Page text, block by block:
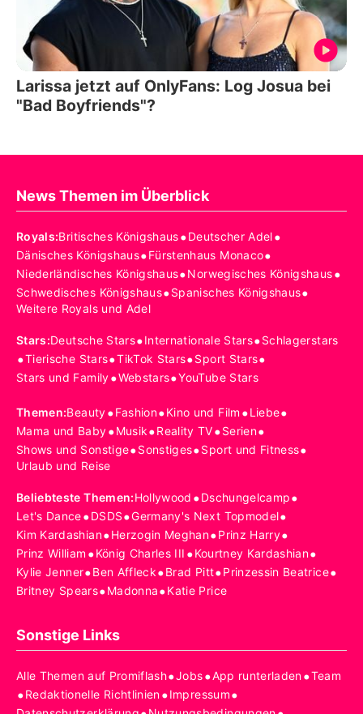
Larissa jetzt auf OnlyFans: Log Josua bei
"Bad Boyfriends"?
News Themen im Überblick
Royals:Britisches Königshaus•Deutscher Adel•
Dänisches Königshaus•Fürstenhaus Monaco•
Niederländisches Königshaus•Norwegisches Königshaus•
Schwedisches Königshaus•Spanisches Königshaus•
Weitere Royals und Adel
Stars:Deutsche Stars•Internationale Stars•Schlagerstars
•Tierische Stars•TikTok Stars•Sport Stars•
Stars und Family•Webstars•YouTube Stars
Themen:Beauty•Fashion•Kino und Film •Liebe•
Mama und Baby•Musik•Reality TV•Serien•
Shows und Sonstige•Sonstiges•Sport und Fitness•
Urlaub und Reise
Beliebteste Themen:Hollywood •Dschungelcamp•
Let's Dance•DSDS•Germany's Next Topmodel•
Kim Kardashian•Herzogin Meghan•Prinz Harry•
Prinz William •König Charles III •Kourtney Kardashian•
Kylie Jenner•Ben Affleck•Brad Pitt•Prinzessin Beatrice•
Britney Spears•Madonna•Katie Price
Sonstige Links
Alle Themen auf Promiflash•Jobs•App runterladen•Team
•Redaktionelle Richtlinien•Impressum•